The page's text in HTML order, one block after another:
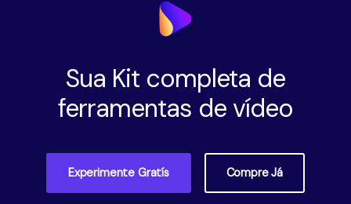
Sua Kit completa de
ferramentas de vídeo
Experimente Gratís Compre Já